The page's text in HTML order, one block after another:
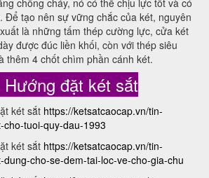
chống cháy, nó có thể chịu lực tốt và có
Để tạo nên sự vững chắc của két, nguyên
là những tấm thép cường lực, cửa két
được đúc liền khối, còn với thép siêu
thêm 4 chốt chìm phần cánh két.
đặt két sắt
két sắt https://ketsatcaocap.vn/tin-
tuoi-quy-dau-1993
két sắt https://ketsatcaocap.vn/tin-
cho-se-dem-tai-loc-ve-cho-gia-chu